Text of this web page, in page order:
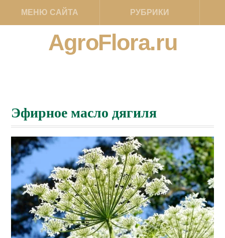
МЕНЮ САЙТА РУБРИКИ
AgroFlora.ru
Эфирное масло дягиля